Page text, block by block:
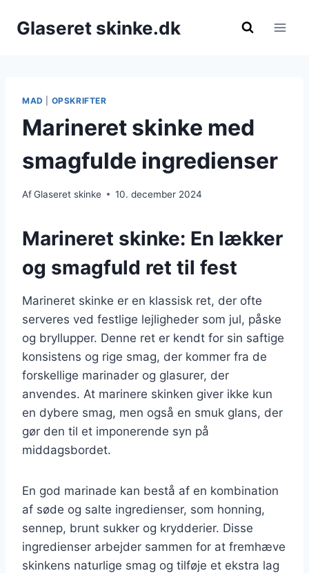
Glaseret skinke.dk
MAD OPSKRIFTER
Marineret skinke med
smagfulde ingredienser
AfGlaseret skinke 10. december 2024
Marineret skinke: En lækker
og smagfuld ret til fest
Marineret skinke er en klassisk ret, der ofte
serveres ved festlige lejligheder som jul, påske
og bryllupper. Denne ret er kendt for sin saftige
konsistens og rige smag, der kommer fra de
forskellige marinader og glasurer, der
anvendes. At marinere skinken giver ikke kun
en dybere smag, men også en smuk glans, der
gør den til et imponerende syn på
middagsbordet.
En god marinade kan bestå af en kombination
af søde og salte ingredienser, som honning,
sennep, brunt sukker og krydderier. Disse
ingredienser arbejder sammen for at fremhæve
skinkens naturlige smag og tilføje et ekstra lag